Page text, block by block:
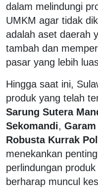
dalam melindungi
UMKM agar tidak
adalah aset daerah
tambah dan
pasar yang lebih
Hingga saat ini,
produk yang telah
Sarung Sutera
Sekomandi,
Robusta Kurrak
menekankan
perlindungan
berharap muncul